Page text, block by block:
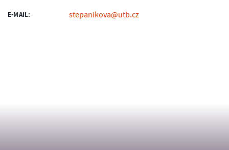
E-MAIL: stepanikova@utb.cz